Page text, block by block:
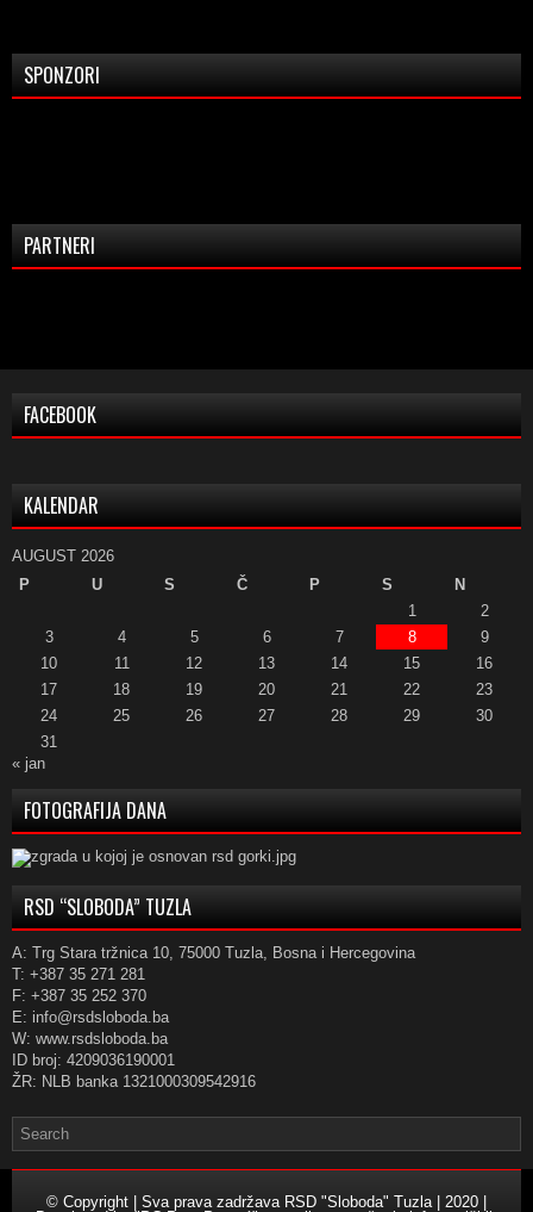
SPONZORI
PARTNERI
FACEBOOK
KALENDAR
AUGUST 2026
P
U S Č P S
N
1
2
3
4 5 6 7 8
9
10
11 12 13 14 15
16
17
18 19 20 21 22
23
24
25 26 27 28 29
30
31
« jan
FOTOGRAFIJA DANA
RSD “SLOBODA” TUZLA
A: Trg Stara tržnica 10, 75000 Tuzla, Bosna i Hercegovina
T: +387 35 271 281
F: +387 35 252 370
E: info@rsdsloboda.ba
W: www.rsdsloboda.ba
ID broj: 4209036190001
ŽR: NLB banka 1321000309542916
© Copyright | Sva prava zadržava RSD "Sloboda" Tuzla | 2020 |